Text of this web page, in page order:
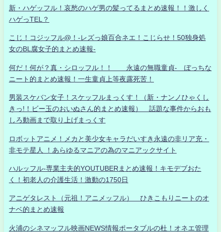
新・ハゲッフル！哀愁のハゲ男の髪ってるまとめ速報！！激しく
ハゲっTEL？
こじ！コジッフル@！-レズっ娘百合ネエ！こじらせ！50独身処
女のBL腐女子的まとめ速報-
何だ！何が？真・シロッフル！！ 永遠の無職童貞- ぼっちな
ニート的まとめ速報！一生童貞上等夜露死苦！
男装スケバン女子！スケッフルまっくす！（新・ナンノひゃくし
きっ!！ビー玉のおいぬさん的まとめ速報） 話題な事件からおも
しろ動画まで取り上げまっくす
ロボットアニメ！メカと美少女キャラだいすき永遠の非リア充・
非モテ星人 ！あらゆるマニアの為のマニアックサイト
ハルッフル-専業主夫的YOUTUBERまとめ速報！キモデブおた
く！初老人の介護生活！激動の1750日
アニゲタレスト（元祖！アニメッフル） ひきこもりニートのオ
ナベ的まとめ速報
火浦のシネマッフル映画NEWS情報ポータブルの杜！オネエ管理